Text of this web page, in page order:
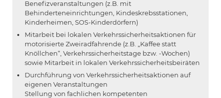
Benefizveranstaltungen (z.B. mit
Behinderteneinrichtungen, Kindeskrebsstationen,
Kinderheimen, SOS-Kinderdörfern)
Mitarbeit bei lokalen Verkehrssicherheitsaktionen für
motorisierte Zweiradfahrende (z.B. „Kaffee statt
Knöllchen“, Verkehrssicherheitstage bzw. -Wochen)
sowie Mitarbeit in lokalen Verkehrssicherheitsbeiräten
Durchführung von Verkehrssicherheitsaktionen auf
eigenen Veranstaltungen
Stellung von fachlichen kompetenten